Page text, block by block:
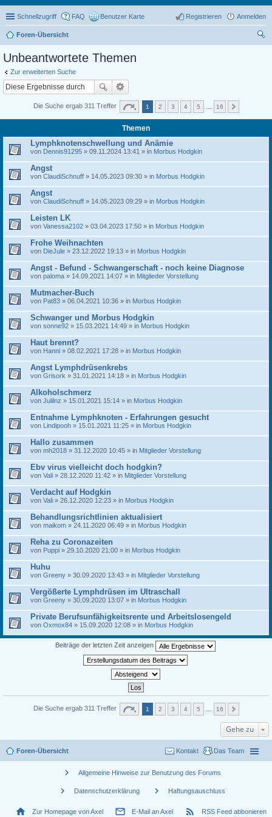
Schnellzugriff FAQ Benutzer Karte Anmelden
Registrieren
Foren-Übersicht
Unbeantwortete Themen
Zur erweiterten Suche
Die Suche ergab 311 Treffer 1 2 3 4 5 16
Themen
Lymphknotenschwellung und Anämie
von Dennis91295 » 09.11.2024 13:41 » in Morbus Hodgkin
Angst
von ClaudiSchnuff » 14.05.2023 09:30 » in Morbus Hodgkin
Angst
von ClaudiSchnuff » 14.05.2023 09:29 » in Morbus Hodgkin
Leisten LK
von Vanessa2102 » 03.04.2023 17:50 » in Morbus Hodgkin
Frohe Weihnachten
von DieJule » 23.12.2022 19:13 » in Morbus Hodgkin
Angst - Befund - Schwangerschaft - noch keine Diagnose
von paloma » 14.09.2021 14:07 » in Mitglieder Vorstellung
Mutmacher-Buch
von Pat83 » 06.04.2021 10:36 » in Morbus Hodgkin
Schwanger und Morbus Hodgkin
von sonne92 » 15.03.2021 14:49 » in Morbus Hodgkin
Haut brennt?
von Hanni » 08.02.2021 17:28 » in Morbus Hodgkin
Angst Lymphdrüsenkrebs
von Grisork » 31.01.2021 14:18 » in Morbus Hodgkin
Alkoholschmerz
von Julilnz » 15.01.2021 15:14 » in Morbus Hodgkin
Entnahme Lymphknoten - Erfahrungen gesucht
von Lindipooh » 15.01.2021 11:25 » in Morbus Hodgkin
Hallo zusammen
von mh2018 » 31.12.2020 10:45 » in Mitglieder Vorstellung
Ebv virus vielleicht doch hodgkin?
von Vali » 28.12.2020 11:42 » in Mitglieder Vorstellung
Verdacht auf Hodgkin
von Vali » 26.12.2020 12:23 » in Morbus Hodgkin
Behandlungsrichtlinien aktualisiert
von maikom » 24.11.2020 06:49 » in Morbus Hodgkin
Reha zu Coronazeiten
von Puppi » 29.10.2020 21:00 » in Morbus Hodgkin
Huhu
von Greeny » 30.09.2020 13:43 » in Mitglieder Vorstellung
Vergößerte Lymphdrüsen im Ultraschall
von Greeny » 30.09.2020 13:07 » in Morbus Hodgkin
Private Berufsunfähigkeitsrente und Arbeitslosengeld
von Oxmox84 » 15.09.2020 12:08 » in Morbus Hodgkin
Beiträge der letzten Zeit anzeigen
Die Suche ergab 311 Treffer 1 2 3 4 5 16
Gehe zu
Foren-Übersicht Das Team
Kontakt
chevron_right Allgemeine Hinweise zur Benutzung des Forums
chevron_right Datenschutzerklärung chevron_right Haftungsauschluss
home Zur Homepage von Axel mail_outline E-Mail an Axel rss_feed RSS Feed abbonieren